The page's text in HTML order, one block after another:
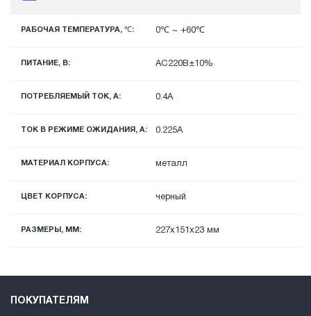
РАБОЧАЯ ТЕМПЕРАТУРА, ℃: 0℃ ~ +60℃
ПИТАНИЕ, В: AC220В±10%
ПОТРЕБЛЯЕМЫЙ ТОК, А: 0.4А
ТОК В РЕЖИМЕ ОЖИДАНИЯ, A: 0.225А
МАТЕРИАЛ КОРПУСА: металл
ЦВЕТ КОРПУСА: черный
РАЗМЕРЫ, ММ: 227х151х23 мм
ПОКУПАТЕЛЯМ